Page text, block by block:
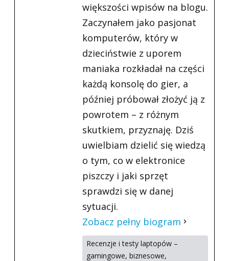
większości wpisów na blogu.
Zaczynałem jako pasjonat
komputerów, który w
dzieciństwie z uporem
maniaka rozkładał na części
każdą konsolę do gier, a
później próbował złożyć ją z
powrotem – z różnym
skutkiem, przyznaję. Dziś
uwielbiam dzielić się wiedzą
o tym, co w elektronice
piszczy i jaki sprzęt
sprawdzi się w danej
sytuacji.
Zobacz pełny biogram
Recenzje i testy laptopów –
gamingowe, biznesowe,